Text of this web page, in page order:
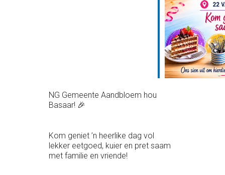
NG Gemeente Aandbloem hou
Basaar! 🎉
Kom geniet ’n heerlike dag vol
lekker eetgoed, kuier en pret saam
met familie en vriende!